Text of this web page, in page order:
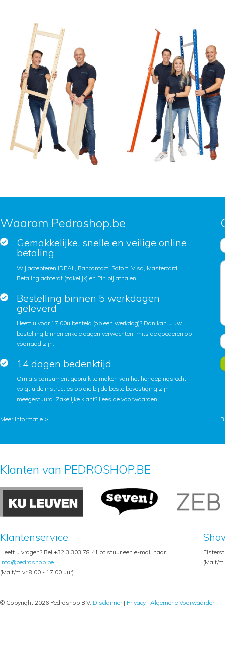
Waarom Pedroshop.be
Gemakkelijke, snelle en veilige online
betaling
Wij accepteren iDEAL, Bancontact, Sofort, Visa, Mastercard,
Betaling achteraf (zakelijk) en Pin bij afhalen.
Bestelling binnen 5 werkdagen
geleverd
Heeft u voor 17:00u besteld (op een werkdag)? Dan kan u uw
bestelling binnen enkele dagen verwachten, mits de goederen op
voorraad zijn.
14 dagen bedenktijd
Om als consument gebruik te maken van het herroepingsrecht
volgt u de instructies op die bij de bestelbevestiging zijn
meegestuurd. Zakelijke klant? Lees de voorwaarden.
Meer informatie >
Klanten van PEDROSHOP.BE
Klantenservice
Heeft u vragen? Bel +32 3 303 78 41 of stuur een e-mail naar
info@pedroshop.be
(Ma t/m vr 8.00 - 17.00 uur)
(Ma t/
© Copyright 2026 Pedroshop B.V. Disclaimer| Privacy | Algemene Voorwaarden